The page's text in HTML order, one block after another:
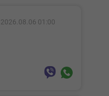
2026.08.06 01:00